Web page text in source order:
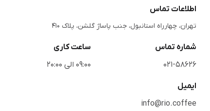
اطلاعات تماس
تهران، چهارراه استانبول، جنب پاساژ گلشن، پلاک 410
شماره تماس
021-58626
ساعت کاری
09:00 الی 20:00
ایمیل
info@rio.coffee